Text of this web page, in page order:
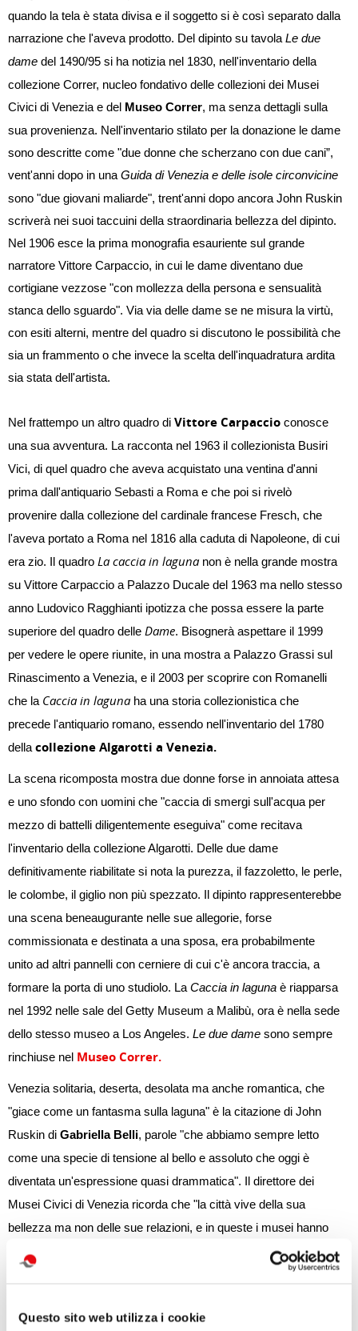
Questo sito web utilizza i cookie
quando la tela è stata divisa e il soggetto si è così separato dalla
narrazione che l'aveva prodotto. Del dipinto su tavola Le due
dame del 1490/95 si ha notizia nel 1830, nell'inventario della
collezione Correr, nucleo fondativo delle collezioni dei Musei
Civici di Venezia e del Museo Correr, ma senza dettagli sulla
sua provenienza. Nell'inventario stilato per la donazione le dame
sono descritte come "due donne che scherzano con due cani”,
vent'anni dopo in una Guida di Venezia e delle isole circonvicine
sono "due giovani maliarde", trent'anni dopo ancora John Ruskin
scriverà nei suoi taccuini della straordinaria bellezza del dipinto.
Nel 1906 esce la prima monografia esauriente sul grande
narratore Vittore Carpaccio, in cui le dame diventano due
cortigiane vezzose "con mollezza della persona e sensualità
stanca dello sguardo". Via via delle dame se ne misura la virtù,
con esiti alterni, mentre del quadro si discutono le possibilità che
sia un frammento o che invece la scelta dell'inquadratura ardita
sia stata dell'artista.
Nel frattempo un altro quadro di Vittore Carpaccio conosce
una sua avventura. La racconta nel 1963 il collezionista Busiri
Vici, di quel quadro che aveva acquistato una ventina d'anni
prima dall'antiquario Sebasti a Roma e che poi si rivelò
provenire dalla collezione del cardinale francese Fresch, che
l'aveva portato a Roma nel 1816 alla caduta di Napoleone, di cui
era zio. Il quadro La caccia in lagunanon è nella grande mostra
su Vittore Carpaccio a Palazzo Ducale del 1963 ma nello stesso
anno Ludovico Ragghianti ipotizza che possa essere la parte
superiore del quadro delle Dame. Bisognerà aspettare il 1999
per vedere le opere riunite, in una mostra a Palazzo Grassi sul
Rinascimento a Venezia, e il 2003 per scoprire con Romanelli
che la Caccia in laguna ha una storia collezionistica che
precede l'antiquario romano, essendo nell'inventario del 1780
della collezione Algarotti a Venezia.
La scena ricomposta mostra due donne forse in annoiata attesa
e uno sfondo con uomini che "caccia di smergi sull'acqua per
mezzo di battelli diligentemente eseguiva" come recitava
l'inventario della collezione Algarotti. Delle due dame
definitivamente riabilitate si nota la purezza, il fazzoletto, le perle,
le colombe, il giglio non più spezzato. Il dipinto rappresenterebbe
una scena beneaugurante nelle sue allegorie, forse
commissionata e destinata a una sposa, era probabilmente
unito ad altri pannelli con cerniere di cui c'è ancora traccia, a
formare la porta di uno studiolo. La Caccia in laguna è riapparsa
nel 1992 nelle sale del Getty Museum a Malibù, ora è nella sede
dello stesso museo a Los Angeles. Le due dame sono sempre
rinchiuse nel Museo Correr.
Venezia solitaria, deserta, desolata ma anche romantica, che
"giace come un fantasma sulla laguna" è la citazione di John
Ruskin di Gabriella Belli, parole "che abbiamo sempre letto
come una specie di tensione al bello e assoluto che oggi è
diventata un'espressione quasi drammatica". Il direttore dei
Musei Civici di Venezia ricorda che "la città vive della sua
bellezza ma non delle sue relazioni, e in queste i musei hanno
sempre un ruolo importante". Le relazioni sono anche
l'economia di un museo, oggi sono entrambe compromesse in
un futuro nel quale dovremo trovare nuovi modelli sia di